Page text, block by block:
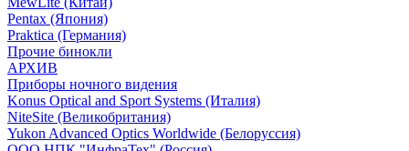
Pentax (Япония)
Praktica (Германия)
Прочие бинокли
АРХИВ
Приборы ночного видения
Konus Optical and Sport Systems (Италия)
NiteSite (Великобритания)
Yukon Advanced Optics Worldwide (Белоруссия)